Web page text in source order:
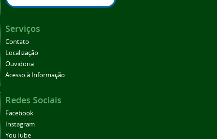
Serviços
Contato
Localização
Ouvidoria
Acesso à Informação
Redes Sociais
Facebook
Instagram
YouTube